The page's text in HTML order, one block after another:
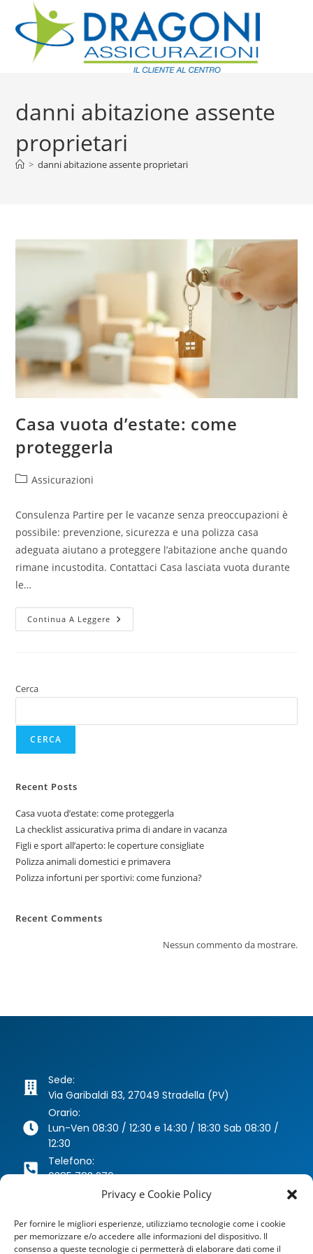
Privacy e Cookie Policy
Per fornire le migliori esperienze, utilizziamo tecnologie come i cookie
per memorizzare e/o accedere alle informazioni del dispositivo. Il
consenso a queste tecnologie ci permetterà di elaborare dati come il
danni abitazione assente
proprietari
> danni abitazione assente proprietari
Casa vuota d’estate: come
proteggerla
Assicurazioni
Consulenza Partire per le vacanze senza preoccupazioni è
possibile: prevenzione, sicurezza e una polizza casa
adeguata aiutano a proteggere l’abitazione anche quando
rimane incustodita. Contattaci Casa lasciata vuota durante
le…
Continua A Leggere
Cerca
CERCA
Recent Posts
Casa vuota d’estate: come proteggerla
La checklist assicurativa prima di andare in vacanza
Figli e sport all’aperto: le coperture consigliate
Polizza animali domestici e primavera
Polizza infortuni per sportivi: come funziona?
Recent Comments
Nessun commento da mostrare.
Sede:
Via Garibaldi 83, 27049 Stradella (PV)
Orario:
Lun-Ven 08:30 / 12:30 e 14:30 / 18:30 Sab 08:30 /
12:30
Telefono:
0385 783 270
Email:
agenzia@dragoniassicurazioni.it